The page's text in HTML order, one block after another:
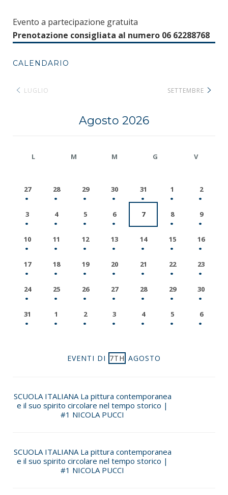
Evento a partecipazione gratuita
Prenotazione consigliata al numero 06 62288768
CALENDARIO
LUGLIO
Agosto 2026
SETTEMBRE
L M M G V
27 28 29 30 31 1 2
3 4 5 6 7 8 9
10 11 12 13 14 15 16
17 18 19 20 21 22 23
24 25 26 27 28 29 30
31 1 2 3 4 5 6
EVENTI DI 7TH AGOSTO
SCUOLA ITALIANA La pittura contemporanea
e il suo spirito circolare nel tempo storico |
#1 NICOLA PUCCI
SCUOLA ITALIANA La pittura contemporanea
e il suo spirito circolare nel tempo storico |
#1 NICOLA PUCCI